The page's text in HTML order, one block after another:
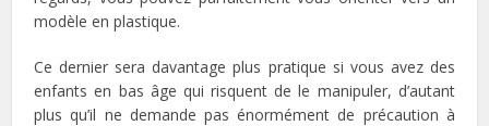
modèle en plastique.
Ce dernier sera davantage plus pratique si vous avez des
enfants en bas âge qui risquent de le manipuler, d’autant
plus qu’il ne demande pas énormément de précaution à